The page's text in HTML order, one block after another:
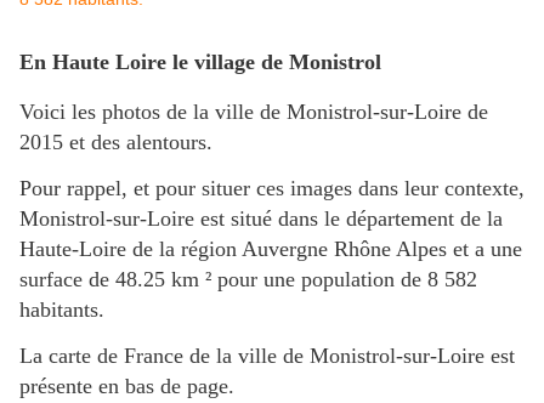
En Haute Loire le village de Monistrol
Voici les photos de la ville de Monistrol-sur-Loire de
2015 et des alentours.
Pour rappel, et pour situer ces images dans leur contexte,
Monistrol-sur-Loire est situé dans le département de la
Haute-Loire de la région Auvergne Rhône Alpes et a une
surface de 48.25 km ² pour une population de 8 582
habitants.
La carte de France de la ville de Monistrol-sur-Loire est
présente en bas de page.